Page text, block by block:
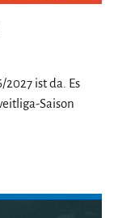
ist da. Es
Saison